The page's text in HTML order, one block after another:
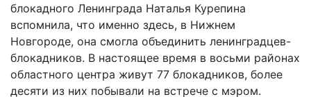
блокадного Ленинграда Наталья Курепина
вспомнила, что именно здесь, в Нижнем
Новгороде, она смогла объединить ленинградцев-
блокадников. В настоящее время в восьми районах
областного центра живут 77 блокадников, более
десяти из них побывали на встрече с мэром.